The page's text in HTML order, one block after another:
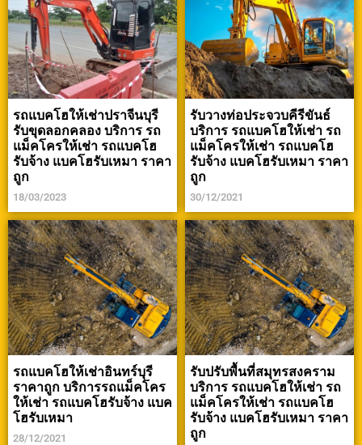
รถแบคโฮให้เช่าปราจีนบุรี
รับขุดลอกคลอง บริการ รถ
แม็คโครให้เช่า รถแบคโฮ
รับจ้าง แบคโฮรับเหมา ราคา
ถูก
18/03/2023
รับวางท่อประจวบคีรีขันธ์
บริการ รถแบคโฮให้เช่า รถ
แม็คโครให้เช่า รถแบคโฮ
รับจ้าง แบคโฮรับเหมา ราคา
ถูก
30/12/2021
รถแบคโฮให้เช่าอินทร์บุรี
ราคาถูก บริการรถแม็คโคร
ให้เช่า รถแบคโฮรับจ้าง แบค
โฮรับเหมา
28/12/2021
รับปรับพื้นที่สมุทรสงคราม
บริการ รถแบคโฮให้เช่า รถ
แม็คโครให้เช่า รถแบคโฮ
รับจ้าง แบคโฮรับเหมา ราคา
ถูก